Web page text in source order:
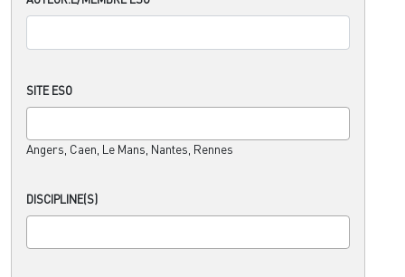
SITE ESO
Angers, Caen, Le Mans, Nantes, Rennes
DISCIPLINE(S)